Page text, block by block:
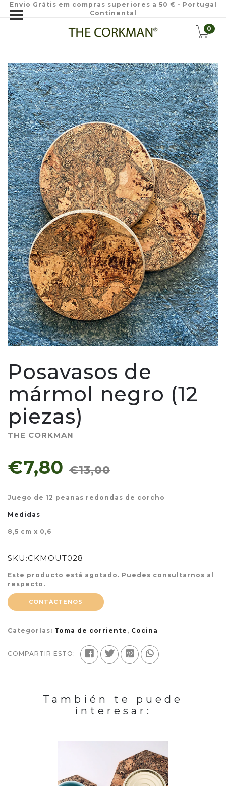
Envio Grátis em compras superiores a 50 € - Portugal
Continental
0
Posavasos de
mármol negro (12
piezas)
THE CORKMAN
€7,80 €13,00
Juego de 12 peanas redondas de corcho
Medidas
8,5 cm x 0,6
SKU:CKMOUT028
Este producto está agotado. Puedes consultarnos al
respecto.
CONTÁCTENOS
Categorías: Toma de corriente , Cocina
COMPARTIR ESTO:
También te puede
interesar: